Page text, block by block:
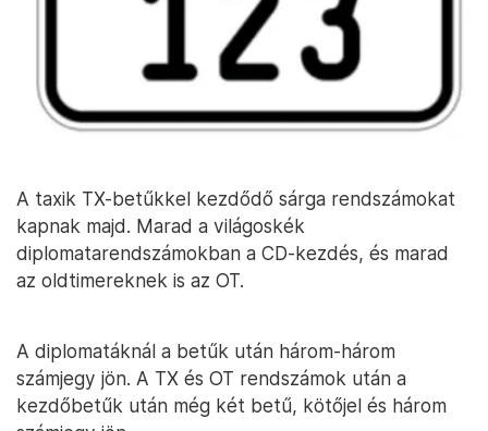
A taxik TX-betűkkel kezdődő sárga rendszámokat
kapnak majd. Marad a világoskék
diplomatarendszámokban a CD-kezdés, és marad
az oldtimereknek is az OT.
A diplomatáknál a betűk után három-három
számjegy jön. A TX és OT rendszámok után a
kezdőbetűk után még két betű, kötőjel és három